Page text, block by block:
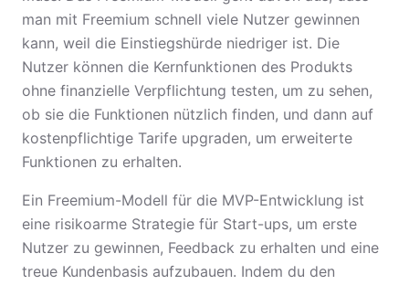
man mit Freemium schnell viele Nutzer gewinnen
kann, weil die Einstiegshürde niedriger ist. Die
Nutzer können die Kernfunktionen des Produkts
ohne finanzielle Verpflichtung testen, um zu sehen,
ob sie die Funktionen nützlich finden, und dann auf
kostenpflichtige Tarife upgraden, um erweiterte
Funktionen zu erhalten.
Ein Freemium-Modell für die MVP-Entwicklung ist
eine risikoarme Strategie für Start-ups, um erste
Nutzer zu gewinnen, Feedback zu erhalten und eine
treue Kundenbasis aufzubauen. Indem du den